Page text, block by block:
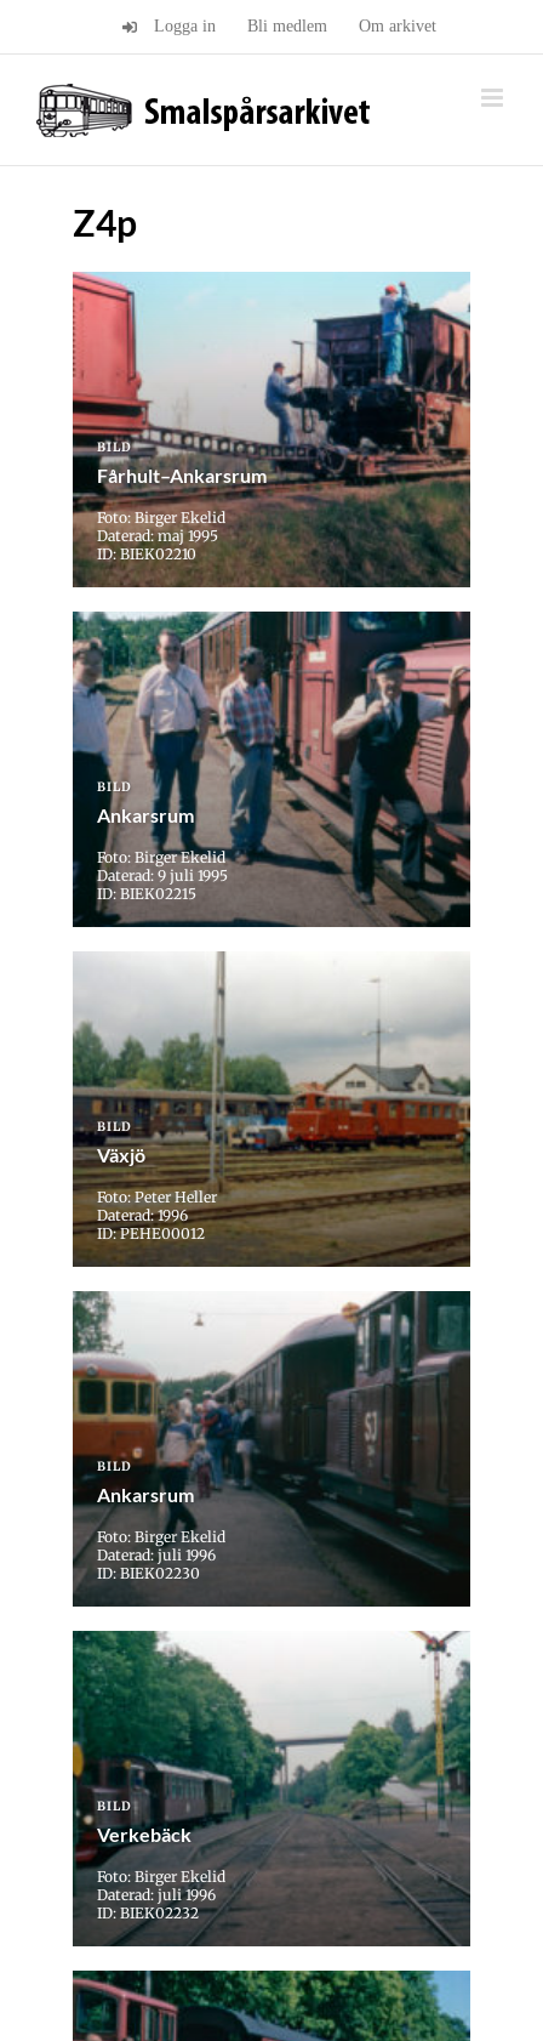
Logga in Bli medlem Om arkivet
Z4p
BILD
Fårhult–Ankarsrum
Foto: Birger Ekelid
Daterad: maj 1995
ID: BIEK02210
BILD
Ankarsrum
Foto: Birger Ekelid
Daterad: 9 juli 1995
ID: BIEK02215
BILD
Växjö
Foto: Peter Heller
Daterad: 1996
ID: PEHE00012
BILD
Ankarsrum
Foto: Birger Ekelid
Daterad: juli 1996
ID: BIEK02230
BILD
Verkebäck
Foto: Birger Ekelid
Daterad: juli 1996
ID: BIEK02232